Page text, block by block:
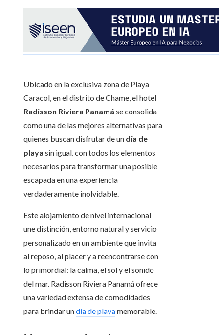
Ubicado en la exclusiva zona de Playa
Caracol, en el distrito de Chame, el hotel
Radisson Riviera Panamá se consolida
como una de las mejores alternativas para
quienes buscan disfrutar de un día de
playa sin igual, con todos los elementos
necesarios para transformar una posible
escapada en una experiencia
verdaderamente inolvidable.
Este alojamiento de nivel internacional
une distinción, entorno natural y servicio
personalizado en un ambiente que invita
al reposo, al placer y a reencontrarse con
lo primordial: la calma, el sol y el sonido
del mar. Radisson Riviera Panamá ofrece
una variedad extensa de comodidades
para brindar undía de playamemorable.